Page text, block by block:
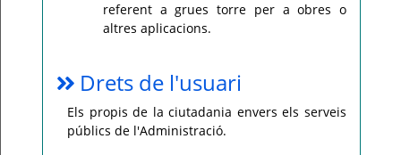
referent a grues torre per a obres o
altres aplicacions.
Drets de l'usuari
Els propis de la ciutadania envers els serveis
públics de l'Administració.